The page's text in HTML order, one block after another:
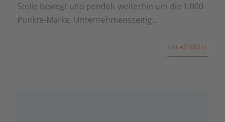
Stelle bewegt und pendelt weiterhin um die 1.000
Punkte-Marke. Unternehmensseitig...
+ READ MORE